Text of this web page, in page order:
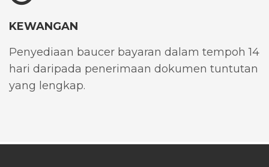
KEWANGAN
Penyediaan baucer bayaran dalam tempoh 14
hari daripada penerimaan dokumen tuntutan
yang lengkap.